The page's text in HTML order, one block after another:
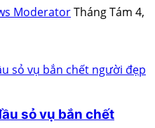
ModeratorTháng Tám 4,
sỏ vụ bắn chết